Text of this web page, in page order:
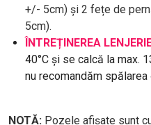
+/- 5cm) și 2 fețe de
5cm).
ÎNTREȚINEREA
40°C și se calcă la max.
nu recomandăm
NOTĂ: Pozele afișate sunt